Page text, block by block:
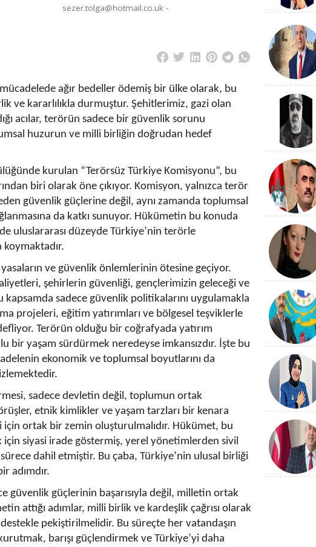
sezer.tolga@hotmail.co.uk -
ağır bedeller ödemiş bir ülke olarak, bu
ve kararlılıkla durmuştur. Şehitlerimiz, gazi olan
acılar, terörün sadece bir güvenlik sorunu
huzurun ve milli birliğin doğrudan hedef
kurulan “Terörsüz Türkiye Komisyonu”, bu
biri olarak öne çıkıyor. Komisyon, yalnızca terör
güvenlik güçlerine değil, aynı zamanda toplumsal
da katkı sunuyor. Hükümetin bu konuda
uluslararası düzeyde Türkiye’nin terörle
koymaktadır.
ve güvenlik önlemlerinin ötesine geçiyor.
şehirlerin güvenliği, gençlerimizin geleceği ve
sadece güvenlik politikalarını uygulamakla
projeleri, eğitim yatırımları ve bölgesel teşviklerle
Terörün olduğu bir coğrafyada yatırım
bir yaşam sürdürmek neredeyse imkansızdır. İşte bu
ekonomik ve toplumsal boyutlarını da
sadece devletin değil, toplumun ortak
etnik kimlikler ve yaşam tarzları bir kenara
için ortak bir zemin oluşturulmalıdır. Hükümet, bu
siyasi irade göstermiş, yerel yönetimlerden sivil
dahil etmiştir. Bu çaba, Türkiye’nin ulusal birliği
adımdır.
güvenlik güçlerinin başarısıyla değil, milletin ortak
attığı adımlar, milli birlik ve kardeşlik çağrısı olarak
pekiştirilmelidir. Bu süreçte her vatandaşın
barışı güçlendirmek ve Türkiye’yi daha